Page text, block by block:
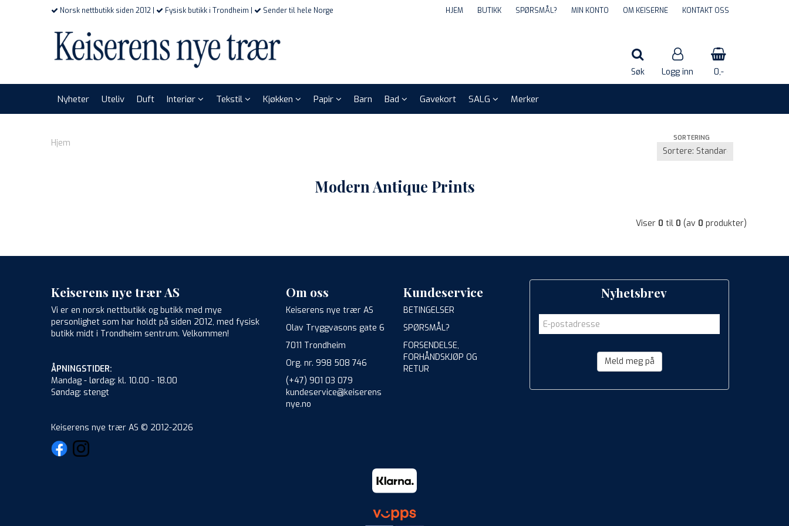
Norsk nettbutikk siden 2012 | Fysisk butikk i Trondheim | Sender til hele Norge HJEM BUTIKK SPØRSMÅL? MIN KONTO OM KEISERNE KONTAKT OSS
Søk Logg inn 0,-
Nyheter Uteliv Duft Interiør Tekstil Kjøkken Papir Barn Bad Gavekort SALG Merker
Hjem SORTERING
Modern Antique Prints
Viser 0 til 0 (av 0 produkter)
Keiserens nye trær AS
Vi er en norsk nettbutikk og butikk med mye
personlighet som har holdt på siden 2012, med fysisk
butikk midt i Trondheim sentrum. Velkommen!
ÅPNINGSTIDER:
Mandag - lørdag: kl. 10.00 - 18.00
Søndag: stengt
Keiserens nye trær AS © 2012-2026
Om oss
Keiserens nye trær AS
Olav Tryggvasons gate 6
7011 Trondheim
Org. nr. 998 508 746
(+47) 901 03 079
kundeservice@keiserens
nye.no
Kundeservice
BETINGELSER
SPØRSMÅL?
FORSENDELSE,
FORHÅNDSKJØP OG
RETUR
Nyhetsbrev
Meld meg på